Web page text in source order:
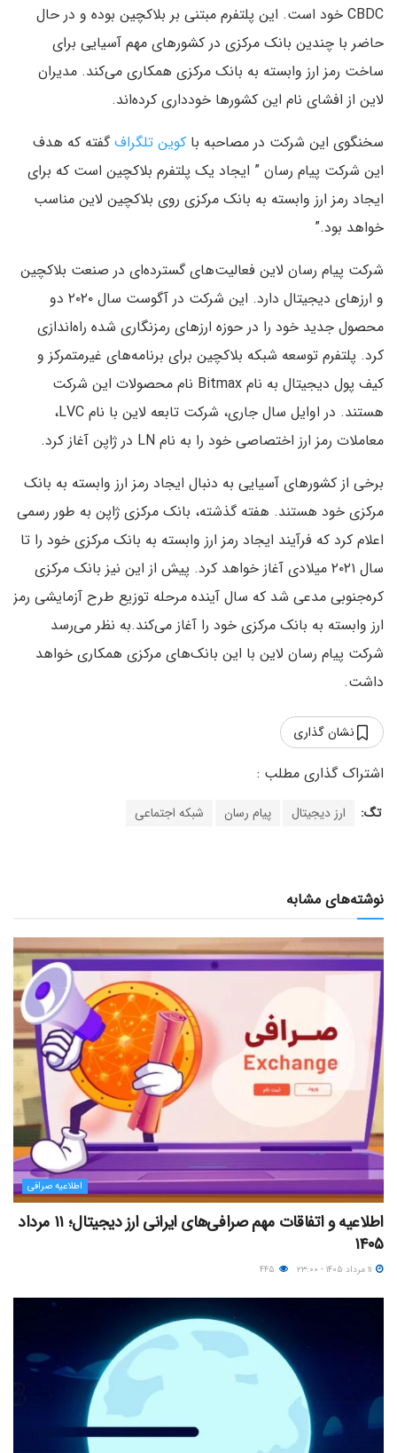
CBDC خود است. این پلتفرم مبتنی بر بلاکچین بوده و در حال
حاضر با چندین بانک مرکزی در کشورهای مهم آسیایی برای
ساخت رمز ارز وابسته به بانک مرکزی همکاری می‌کند. مدیران
لاین از افشای نام این کشورها خودداری کرده‌اند.
سخنگوی این شرکت در مصاحبه با کوین تلگرافگفته که هدف
این شرکت پیام رسان ” ایجاد یک پلتفرم بلاکچین است که برای
ایجاد رمز ارز وابسته به بانک مرکزی روی بلاکچین لاین مناسب
خواهد بود.”
شرکت پیام رسان لاین فعالیت‌های گسترده‌ای در صنعت بلاکچین
و ارزهای دیجیتال دارد. این شرکت در آگوست سال ۲۰۲۰ دو
محصول جدید خود را در حوزه ارزهای رمزنگاری شده راه‌اندازی
کرد. پلتفرم توسعه شبکه بلاکچین برای برنامه‌های غیرمتمرکز و
کیف پول دیجیتال به نام Bitmax نام محصولات این شرکت
هستند. در اوایل سال جاری، شرکت تابعه لاین با نام LVC،
معاملات رمز ارز اختصاصی خود را به نام LN در ژاپن آغاز کرد.
برخی از کشورهای آسیایی به دنبال ایجاد رمز ارز وابسته به بانک
مرکزی خود هستند. هفته گذشته، بانک مرکزی ژاپن به طور رسمی
اعلام کرد که فرآیند ایجاد رمز ارز وابسته به بانک مرکزی خود را تا
سال ۲۰۲۱ میلادی آغاز خواهد کرد. پیش از این نیز بانک مرکزی
کره‌جنوبی مدعی شد که سال آینده مرحله توزیع طرح آزمایشی رمز
ارز وابسته به بانک مرکزی خود را آغاز می‌کند.به نظر می‌رسد
شرکت پیام رسان لاین با این بانک‌های مرکزی همکاری خواهد
داشت.
نشان گذاری
تگ: ارز دیجیتال پیام رسان شبکه اجتماعی
نوشته‌های مشابه
اطلاعیه صرافی
اطلاعیه و اتفاقات مهم صرافی‌های ایرانی ارز دیجیتال؛ ۱۱ مرداد
۱۴۰۵